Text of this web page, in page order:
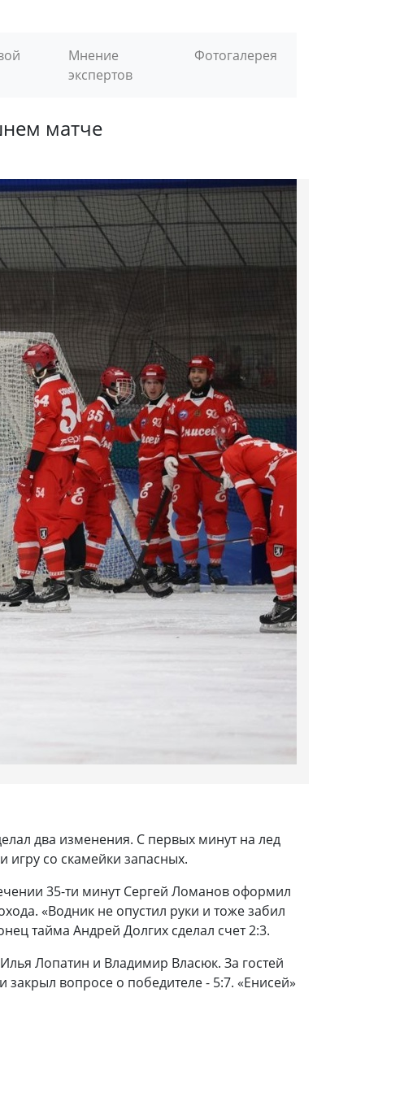
Мнение
экспертов
Фотогалерея
матче
два изменения. С первых минут на лед
со скамейки запасных.
35-ти минут Сергей Ломанов оформил
«Водник не опустил руки и тоже забил
тайма Андрей Долгих сделал счет 2:3.
Лопатин и Владимир Власюк. За гостей
вопросе о победителе - 5:7. «Енисей»